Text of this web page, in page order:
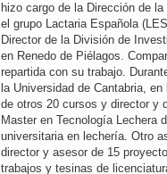
hizo cargo de la Dirección de
el grupo Lactaria Española
Director de la División de
en Renedo de Piélagos.
repartida con su trabajo.
la Universidad de Cantabria,
de otros 20 cursos y director y
Master en Tecnología Lechera
universitaria en lechería. Otro
director y asesor de 15
trabajos y tesinas de